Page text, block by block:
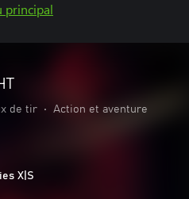
principal
de tir • Action et aventure
X|S